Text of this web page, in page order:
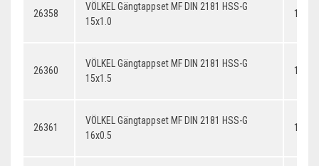
26358
VÖLKEL Gängtappset MF DIN 2181 HSS-G
15x1.0
26360
VÖLKEL Gängtappset MF DIN 2181 HSS-G
15x1.5
26361
VÖLKEL Gängtappset MF DIN 2181 HSS-G
16x0.5